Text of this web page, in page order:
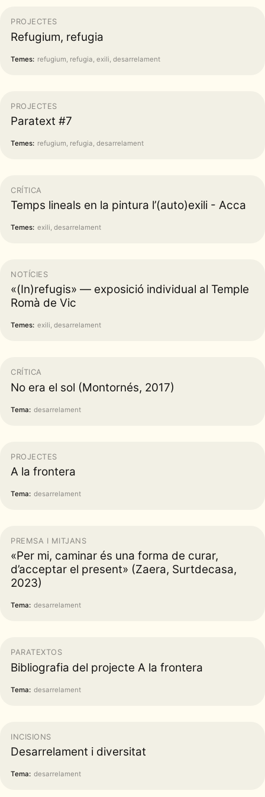
PROJECTES
Refugium, refugia
Temes: refugium, refugia, exili, desarrelament
PROJECTES
Paratext #7
Temes: refugium, refugia, desarrelament
CRÍTICA
Temps lineals en la pintura l’(auto)exili - Acca
Temes: exili, desarrelament
NOTÍCIES
«(In)refugis» — exposició individual al Temple
Romà de Vic
Temes: exili, desarrelament
CRÍTICA
No era el sol (Montornés, 2017)
Tema: desarrelament
PROJECTES
A la frontera
Tema: desarrelament
PREMSA I MITJANS
«Per mi, caminar és una forma de curar,
d’acceptar el present» (Zaera, Surtdecasa,
2023)
Tema: desarrelament
PARATEXTOS
Bibliografia del projecte A la frontera
Tema: desarrelament
INCISIONS
Desarrelament i diversitat
Tema: desarrelament